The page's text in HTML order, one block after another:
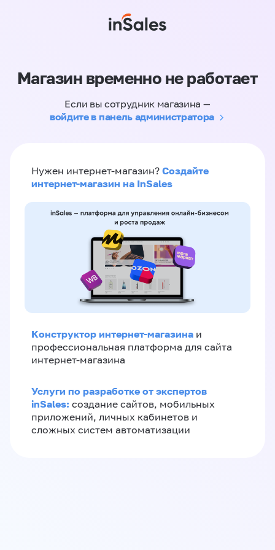
Магазин временно не работает
Если вы сотрудник магазина —
войдите в панель администратора
Нужен интернет-магазин? Создайте
интернет-магазин на InSales
Конструктор интернет-магазина и
профессиональная платформа для сайта
интернет-магазина
Услуги по разработке от экспертов
inSales: создание сайтов, мобильных
приложений, личных кабинетов и
сложных систем автоматизации